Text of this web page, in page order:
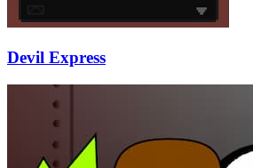
Devil Express